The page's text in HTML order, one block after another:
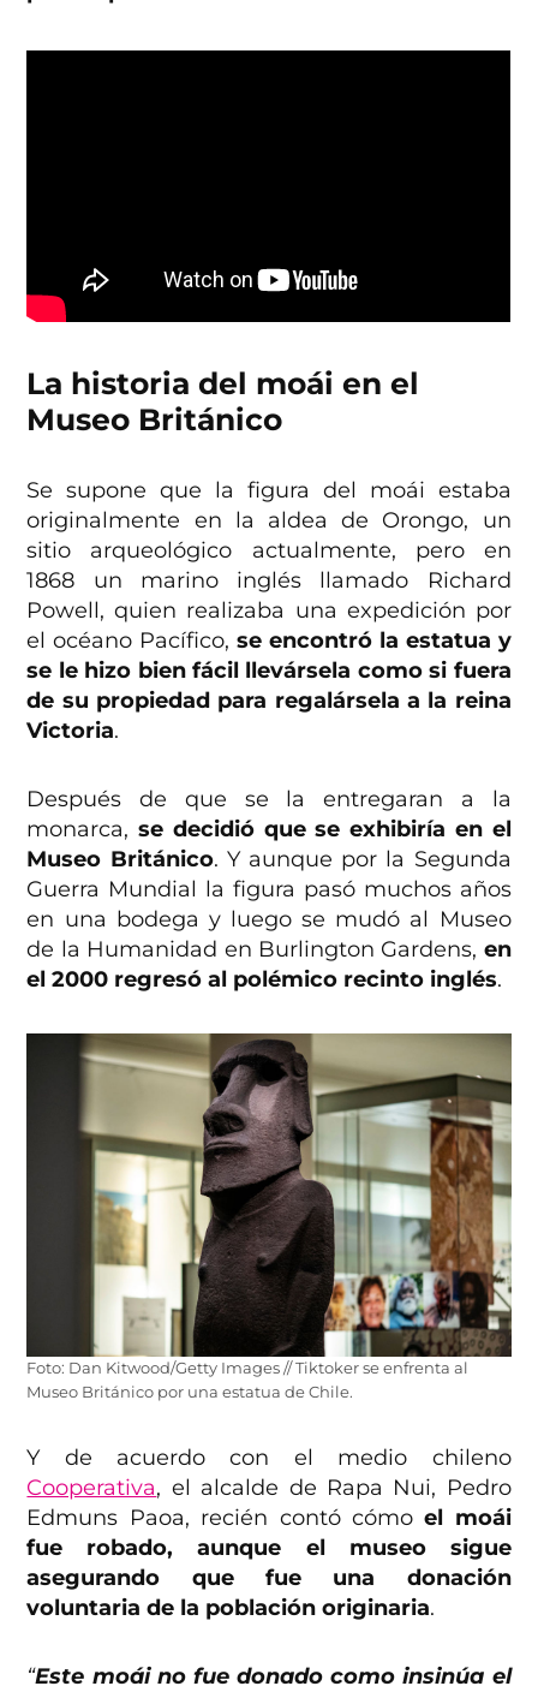
La historia del moái en el
Museo Británico
Se supone que la figura del moái estaba
originalmente en la aldea de Orongo, un
sitio arqueológico actualmente, pero en
1868 un marino inglés llamado Richard
Powell, quien realizaba una expedición por
el océano Pacífico, se encontró la estatua y
se le hizo bien fácil llevársela como si fuera
de su propiedad para regalársela a la reina
Victoria.
Después de que se la entregaran a la
monarca, se decidió que se exhibiría en el
Museo Británico. Y aunque por la Segunda
Guerra Mundial la figura pasó muchos años
en una bodega y luego se mudó al Museo
de la Humanidad en Burlington Gardens, en
el 2000 regresó al polémico recinto inglés.
Foto: Dan Kitwood/Getty Images // Tiktoker se enfrenta al
Museo Británico por una estatua de Chile.
Y de acuerdo con el medio chileno
Cooperativa, el alcalde de Rapa Nui, Pedro
Edmuns Paoa, recién contó cómoel moái
fue robado, aunque el museo sigue
asegurando que fue una donación
voluntaria de la población originaria.
“Este moái no fue donado como insinúa el